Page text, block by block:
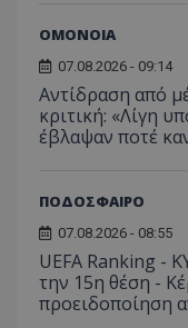
ΟΜΟΝΟΙΑ
07.08.2026 - 09:14
Αντίδραση από
κριτική: «Λίγη
έβλαψαν ποτέ
ΠΟΔΟΣΦΑΙΡΟ
07.08.2026 - 08:55
UEFA Ranking -
την 15η θέση -
προειδοποίηση